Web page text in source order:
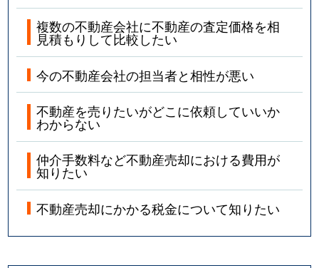
複数の不動産会社に不動産の査定価格を相
見積もりして比較したい
今の不動産会社の担当者と相性が悪い
不動産を売りたいがどこに依頼していいか
わからない
仲介手数料など不動産売却における費用が
知りたい
不動産売却にかかる税金について知りたい